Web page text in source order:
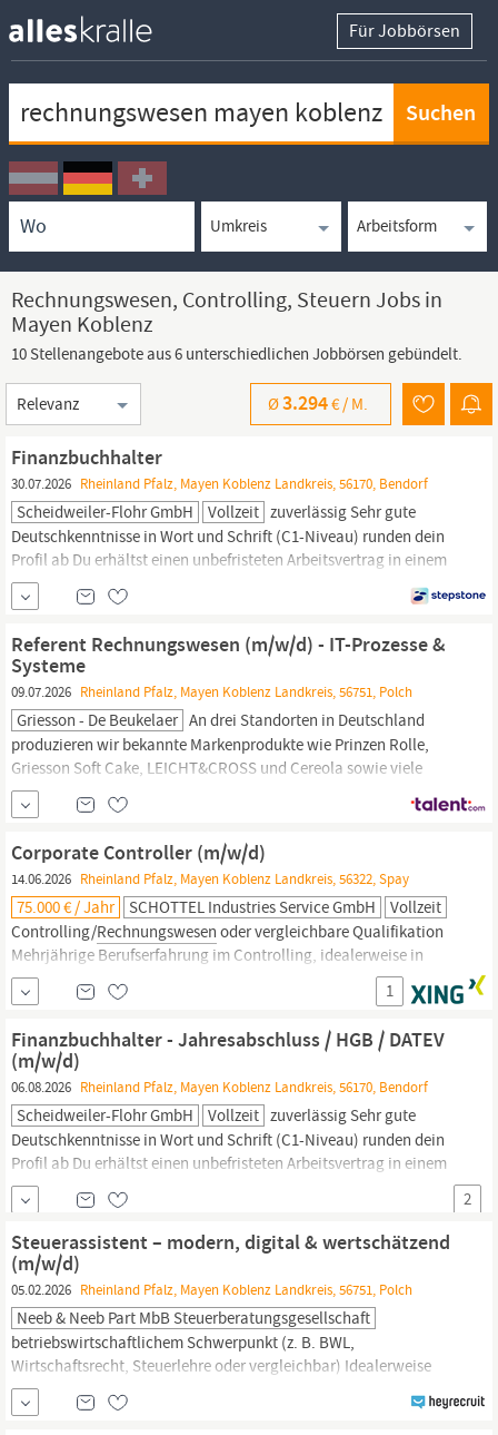
Für Jobbörsen
Ortssuche
Umkreissuche
Arbeitsform
Rechnungswesen, Controlling, Steuern Jobs in
Mayen Koblenz
10 Stellenangebote aus 6 unterschiedlichen Jobbörsen gebündelt.
Sortierung
Ø3.294€ / M.
Finanzbuchhalter
30.07.2026 Rheinland Pfalz, Mayen Koblenz Landkreis, 56170, Bendorf
Scheidweiler-Flohr GmbH Vollzeit zuverlässig Sehr gute
Deutschkenntnisse in Wort und Schrift (C1-Niveau) runden dein
Profil ab Du erhältst einen unbefristeten Arbeitsvertrag in einem
krisensicheren Unternehmen, der dir langfristige Sicherheit
bietet. Du bekommst bei uns 28 Tage Urlaub zu deiner Erholung.
Du hast die Möglichkeit, dich durch regelmäßige Weiterbildungen
und Schulungen im BereichRechnungswesen und Steuern
fachlich...
Referent Rechnungs­wesen (m/w/d) - IT-Prozesse &
Systeme
09.07.2026 Rheinland Pfalz, Mayen Koblenz Landkreis, 56751, Polch
Griesson - De Beukelaer An drei Standorten in Deutschland
produzieren wir bekannte Markenprodukte wie Prinzen Rolle,
Griesson Soft Cake, LEICHT&CROSS und Cereola sowie viele
weitere leckere Kekse und Snacks - auch als Handelsmarken. Zum
Anbeissen Ihre Rolle bei uns: Analyse, Weiterentwicklung und
Standardisierung von Prozessen im Finanz- und
Corporate Controller (m/w/d)
14.06.2026 Rheinland Pfalz, Mayen Koblenz Landkreis, 56322, Spay
75.000 € / Jahr SCHOTTEL Industries Service GmbH
Vollzeit
Controlling/Rechnungswesen oder vergleichbare Qualifikation
Mehrjährige Berufserfahrung im Controlling, idealerweise in
einem mittelständischen Industrieunternehmen oder in der
Wirtschaftsprüfung Gute Kenntnisse relevanter Standards und
Methoden im Controlling- und Reportingumfeld Hohe IT-Affinität
sowie sehr gute Kenntnisse in MS Excel Erfahrung mit...
1
Finanzbuchhalter - Jahresabschluss / HGB / DATEV
(m/w/d)
06.08.2026 Rheinland Pfalz, Mayen Koblenz Landkreis, 56170, Bendorf
Scheidweiler-Flohr GmbH Vollzeit zuverlässig Sehr gute
Deutschkenntnisse in Wort und Schrift (C1-Niveau) runden dein
Profil ab Du erhältst einen unbefristeten Arbeitsvertrag in einem
krisensicheren Unternehmen, der dir langfristige Sicherheit
bietet. Du bekommst bei uns 28 Tage Urlaub zu deiner Erholung.
Du hast die Möglichkeit, dich durch regelmäßige Weiterbildungen
und Schulungen im BereichRechnungswesen und Steuern
fachlich...
2
Steuerassistent – modern, digital & wertschätzend
(m/w/d)
05.02.2026 Rheinland Pfalz, Mayen Koblenz Landkreis, 56751, Polch
Neeb & Neeb Part MbB Steuerberatungsgesellschaft
betriebswirtschaftlichem Schwerpunkt (z. B. BWL,
Wirtschaftsrecht, Steuerlehre oder vergleichbar) Idealerweise
erste praktische Erfahrungen in einer Steuerkanzlei oder im
Rechnungswesen
und